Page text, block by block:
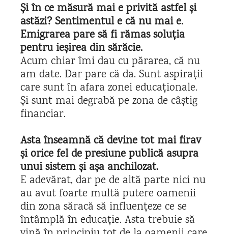
Și în ce măsură mai e privită astfel și
astăzi? Sentimentul e că nu mai e.
Emigrarea pare să fi rămas soluția
pentru ieșirea din sărăcie.
Acum chiar îmi dau cu părarea, că nu
am date. Dar pare că da. Sunt aspirații
care sunt în afara zonei educaționale.
Și sunt mai degrabă pe zona de câștig
financiar.
Asta înseamnă că devine tot mai firav
și orice fel de presiune publică asupra
unui sistem și așa anchilozat.
E adevărat, dar pe de altă parte nici nu
au avut foarte multă putere oamenii
din zona săracă să influențeze ce se
întâmplă în educație. Asta trebuie să